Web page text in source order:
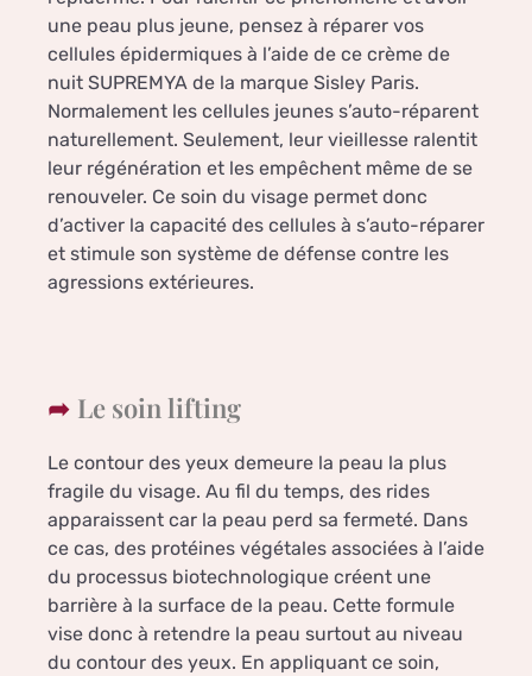
une peau plus jeune, pensez à réparer vos
cellules épidermiques à l’aide de ce crème de
nuit SUPREMYA de la marque Sisley Paris.
Normalement les cellules jeunes s’auto-réparent
naturellement. Seulement, leur vieillesse ralentit
leur régénération et les empêchent même de se
renouveler. Ce soin du visage permet donc
d’activer la capacité des cellules à s’auto-réparer
et stimule son système de défense contre les
agressions extérieures.
Le soin lifting
Le contour des yeux demeure la peau la plus
fragile du visage. Au fil du temps, des rides
apparaissent car la peau perd sa fermeté. Dans
ce cas, des protéines végétales associées à l’aide
du processus biotechnologique créent une
barrière à la surface de la peau. Cette formule
vise donc à retendre la peau surtout au niveau
du contour des yeux. En appliquant ce soin,